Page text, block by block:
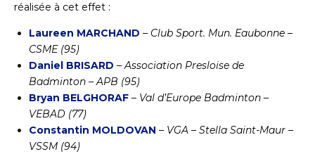
réalisée à cet effet :
Laureen MARCHAND – Club Sport. Mun. Eaubonne –
CSME (95)
Daniel BRISARD –Association Presloise de
Badminton – APB (95)
Bryan BELGHORAF – Val d’Europe Badminton –
VEBAD (77)
Constantin MOLDOVAN – VGA – Stella Saint-Maur –
VSSM (94)